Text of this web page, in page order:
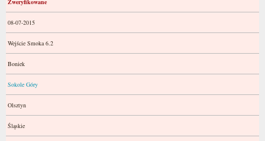
08-07-2015
Wejście Smoka 6.2
Boniek
Sokole Góry
Olsztyn
Śląskie